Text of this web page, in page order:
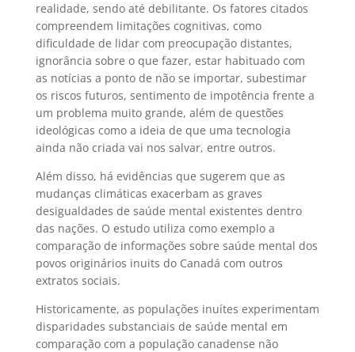
realidade, sendo até debilitante. Os fatores citados
compreendem limitações cognitivas, como
dificuldade de lidar com preocupação distantes,
ignorância sobre o que fazer, estar habituado com
as notícias a ponto de não se importar, subestimar
os riscos futuros, sentimento de impotência frente a
um problema muito grande, além de questões
ideológicas como a ideia de que uma tecnologia
ainda não criada vai nos salvar, entre outros.
Além disso, há evidências que sugerem que as
mudanças climáticas exacerbam as graves
desigualdades de saúde mental existentes dentro
das nações. O estudo utiliza como exemplo a
comparação de informações sobre saúde mental dos
povos originários inuits do Canadá com outros
extratos sociais.
Historicamente, as populações inuítes experimentam
disparidades substanciais de saúde mental em
comparação com a população canadense não